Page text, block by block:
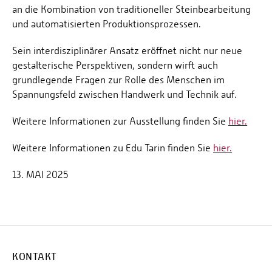
an die Kombination von traditioneller Steinbearbeitung
und automatisierten Produktionsprozessen.
Sein interdisziplinärer Ansatz eröffnet nicht nur neue
gestalterische Perspektiven, sondern wirft auch
grundlegende Fragen zur Rolle des Menschen im
Spannungsfeld zwischen Handwerk und Technik auf.
Weitere Informationen zur Ausstellung finden Sie hier.
Weitere Informationen zu Edu Tarin finden Sie hier.
13. MAI 2025
KONTAKT